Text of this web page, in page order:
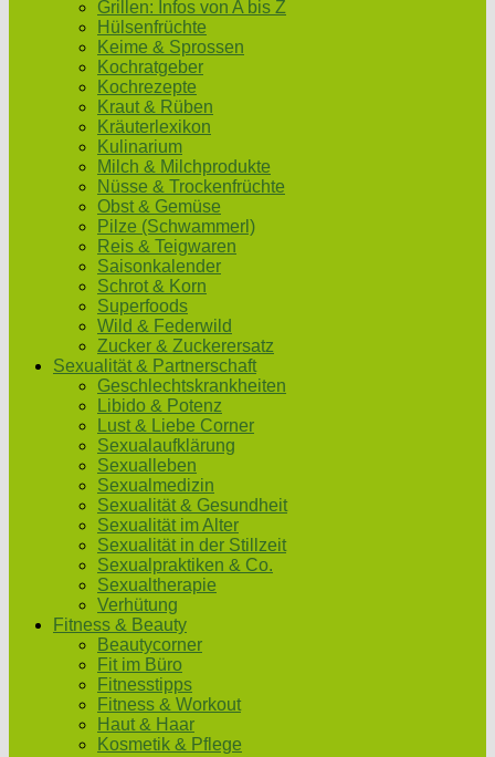
Grillen: Infos von A bis Z
Hülsenfrüchte
Keime & Sprossen
Kochratgeber
Kochrezepte
Kraut & Rüben
Kräuterlexikon
Kulinarium
Milch & Milchprodukte
Nüsse & Trockenfrüchte
Obst & Gemüse
Pilze (Schwammerl)
Reis & Teigwaren
Saisonkalender
Schrot & Korn
Superfoods
Wild & Federwild
Zucker & Zuckerersatz
Sexualität & Partnerschaft
Geschlechtskrankheiten
Libido & Potenz
Lust & Liebe Corner
Sexualaufklärung
Sexualleben
Sexualmedizin
Sexualität & Gesundheit
Sexualität im Alter
Sexualität in der Stillzeit
Sexualpraktiken & Co.
Sexualtherapie
Verhütung
Fitness & Beauty
Beautycorner
Fit im Büro
Fitnesstipps
Fitness & Workout
Haut & Haar
Kosmetik & Pflege